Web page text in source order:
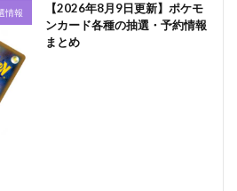
情報
【2026年8月9日更新】ポケモ
ンカード各種の抽選・予約情報
まとめ